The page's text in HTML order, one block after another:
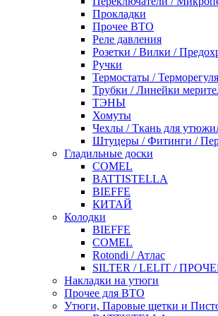
Прокладки
Прочее ВТО
Реле давления
Розетки / Вилки /
Ручки
Термостаты /
Трубки / Линейки
ТЭНЫ
Хомуты
Чехлы / Ткань для
Штуцеры / Фитинги /
Гладильные доски
COMEL
BATTISTELLA
BIEFFE
КИТАЙ
Колодки
BIEFFE
COMEL
Rotondi / Атлас
SILTER / LELIT /
Накладки на утюги
Прочее для ВТО
Утюги, Паровые щетки и